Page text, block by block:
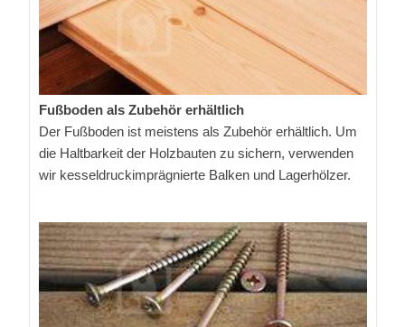
Fußboden als Zubehör erhältlich
Der Fußboden ist meistens als Zubehör erhältlich. Um
die Haltbarkeit der Holzbauten zu sichern, verwenden
wir kesseldruckimprägnierte Balken und Lagerhölzer.